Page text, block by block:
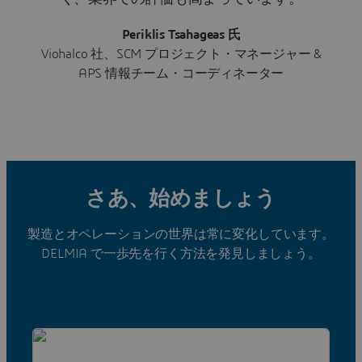
Periklis Tsahageas 氏
Viohalco 社、SCM プロジェクト・マネージャー &
APS 情報チーム・コーディネーター
さあ、始めましょう
製造とオペレーションの世界は常に変化しています。
DELMIA で一歩先を行く方法を発見しましょう。